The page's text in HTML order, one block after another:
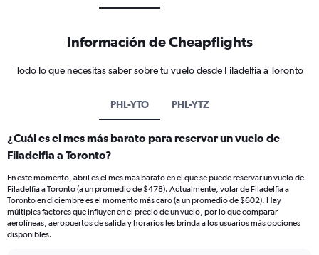
Información de Cheapflights
Todo lo que necesitas saber sobre tu vuelo desde Filadelfia a Toronto
PHL-YTO PHL-YTZ
¿Cuál es el mes más barato para reservar un vuelo de
Filadelfia a Toronto?
En este momento, abril es el mes más barato en el que se puede reservar un vuelo de
Filadelfia a Toronto (a un promedio de $478). Actualmente, volar de Filadelfia a
Toronto en diciembre es el momento más caro (a un promedio de $602). Hay
múltiples factores que influyen en el precio de un vuelo, por lo que comparar
aerolíneas, aeropuertos de salida y horarios les brinda a los usuarios más opciones
disponibles.